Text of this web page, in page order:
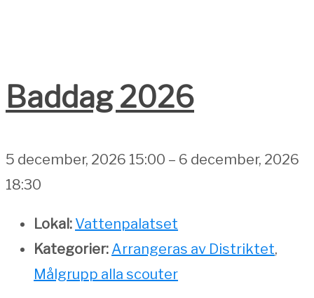
Baddag 2026
5 december, 2026 15:00 – 6 december, 2026
18:30
Lokal: Vattenpalatset
Kategorier: Arrangeras av Distriktet,
Målgrupp alla scouter